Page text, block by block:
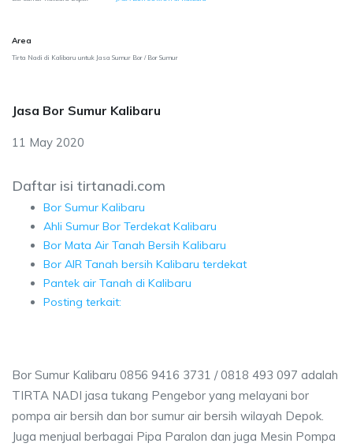
Area
Tirta Nadi di Kalibaru untuk Jasa Sumur Bor / Bor Sumur
Jasa Bor Sumur Kalibaru
11 May 2020
Daftar isi tirtanadi.com
Bor Sumur Kalibaru
Ahli Sumur Bor Terdekat Kalibaru
Bor Mata Air Tanah Bersih Kalibaru
Bor AIR Tanah bersih Kalibaru terdekat
Pantek air Tanah di Kalibaru
Posting terkait:
Bor Sumur Kalibaru 0856 9416 3731 / 0818 493 097 adalah
TIRTA NADI jasa tukang Pengebor yang melayani bor
pompa air bersih dan bor sumur air bersih wilayah Depok.
Juga menjual berbagai Pipa Paralon dan juga Mesin Pompa